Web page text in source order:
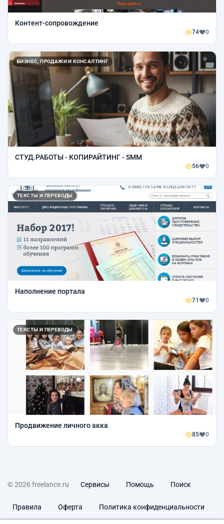
Контент-сопровождение
74 0
БИЗНЕС, ПРОДАЖИ И КОНСАЛТИНГ
СТУД.РАБОТЫ - КОПИРАЙТИНГ - SMM
56 0
ТЕКСТЫ И ПЕРЕВОДЫ
Наполнение портала
71 0
ТЕКСТЫ И ПЕРЕВОДЫ
Продвижение личного акка
85 0
© 2026 freelance.ru Сервисы Помощь Поиск
Правила Оферта Политика конфиденциальности